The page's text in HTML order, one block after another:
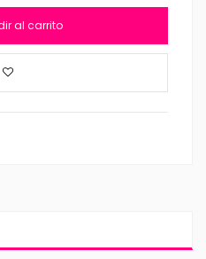
al carrito